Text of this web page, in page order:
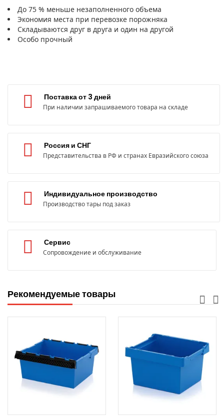
До 75 % меньше незаполненного объема
Экономия места при перевозке порожняка
Складываются друг в друга и один на другой
Особо прочный
Поставка от 3 дней
При наличии запрашиваемого товара на складе
Россия и СНГ
Представительства в РФ и странах Евразийского союза
Индивидуальное производство
Производство тары под заказ
Сервис
Сопровождение и обслуживание
Рекомендуемые товары